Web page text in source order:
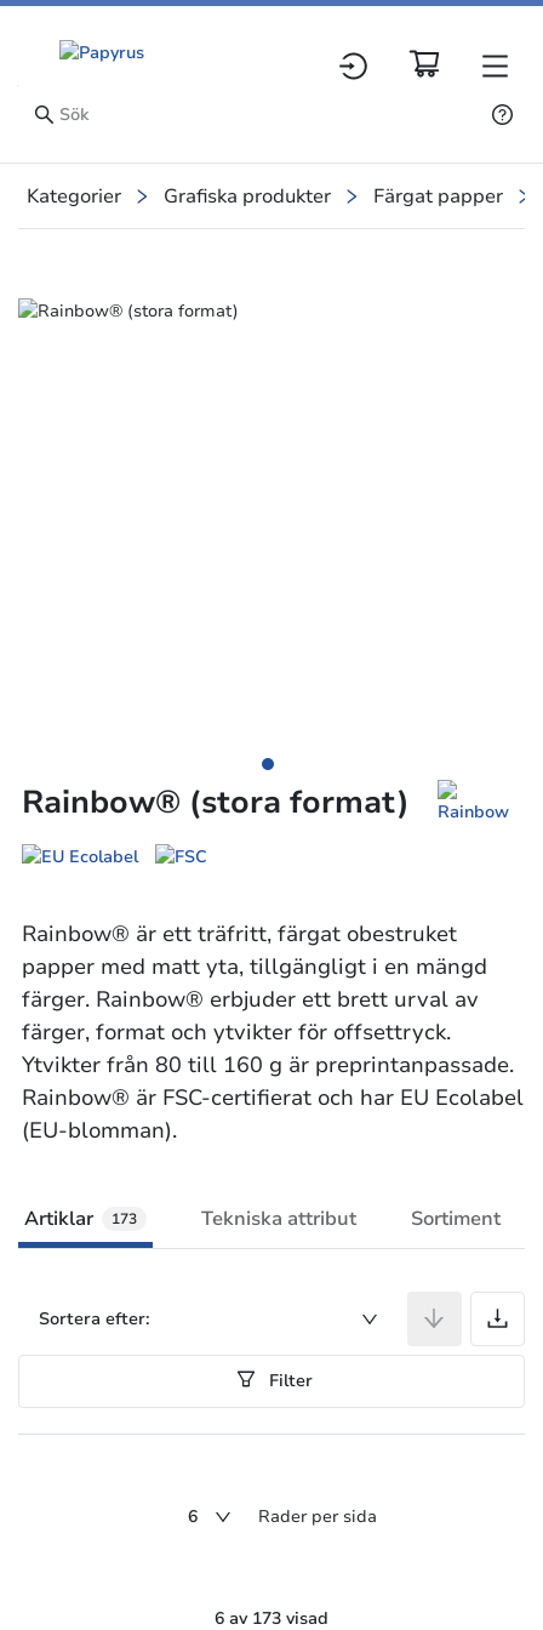
Kategorier Grafiska produkter Färgat papper
Slide 1 of 1
Rainbow® (stora format)
Rainbow® är ett träfritt, färgat obestruket
papper med matt yta, tillgängligt i en mängd
färger. Rainbow® erbjuder ett brett urval av
färger, format och ytvikter för offsettryck.
Ytvikter från 80 till 160 g är preprintanpassade.
Rainbow® är FSC-certifierat och har EU Ecolabel
(EU-blomman).
Artiklar 173 Tekniska attribut Sortiment
Sortera efter:
Filter
6 Rader per sida
6 av 173 visad